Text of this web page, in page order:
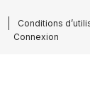
Conditions
Connexion